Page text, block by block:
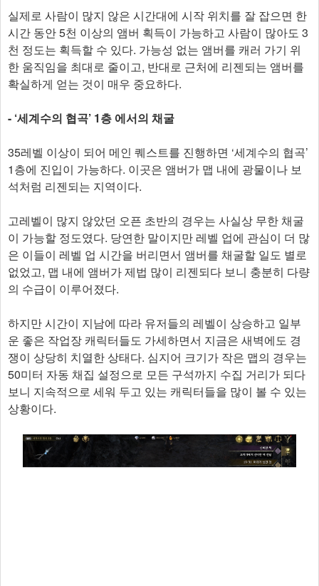
실제로 사람이 많지 않은 시간대에 시작 위치를 잘 잡으면 한
시간 동안 5천 이상의 앰버 획득이 가능하고 사람이 많아도 3
천 정도는 획득할 수 있다. 가능성 없는 앰버를 캐러 가기 위
한 움직임을 최대로 줄이고, 반대로 근처에 리젠되는 앰버를
확실하게 얻는 것이 매우 중요하다.
- ‘세계수의 협곡’ 1층 에서의 채굴
35레벨 이상이 되어 메인 퀘스트를 진행하면 ‘세계수의 협곡’
1층에 진입이 가능하다. 이곳은 앰버가 맵 내에 광물이나 보
석처럼 리젠되는 지역이다.
고레벨이 많지 않았던 오픈 초반의 경우는 사실상 무한 채굴
이 가능할 정도였다. 당연한 말이지만 레벨 업에 관심이 더 많
은 이들이 레벨 업 시간을 버리면서 앰버를 채굴할 일도 별로
없었고, 맵 내에 앰버가 제법 많이 리젠되다 보니 충분히 다량
의 수급이 이루어졌다.
하지만 시간이 지남에 따라 유저들의 레벨이 상승하고 일부
운 좋은 작업장 캐릭터들도 가세하면서 지금은 새벽에도 경
쟁이 상당히 치열한 상태다. 심지어 크기가 작은 맵의 경우는
50미터 자동 채집 설정으로 모든 구석까지 수집 거리가 되다
보니 지속적으로 세워 두고 있는 캐릭터들을 많이 볼 수 있는
상황이다.